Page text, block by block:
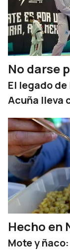
No darse
El legado
Acuña lleva
Hecho en
Mote y